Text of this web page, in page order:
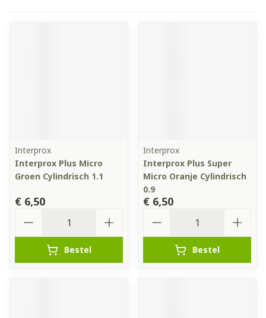
Interprox
Interprox Plus Micro
Groen Cylindrisch 1.1
€ 6,50
Bestel
Interprox
Interprox Plus Super
Micro Oranje Cylindrisch
0.9
€ 6,50
Bestel